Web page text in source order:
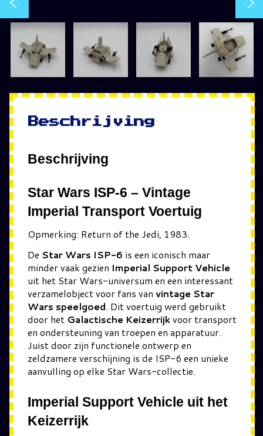
Beschrijving
Beschrijving
Star Wars ISP-6 – Vintage
Imperial Transport Voertuig
Opmerking: Return of the Jedi, 1983.
De Star Wars ISP-6 is een iconisch maar
minder vaak gezien Imperial Support Vehicle
uit het Star Wars-universum en een interessant
verzamelobject voor fans van vintage Star
Wars speelgoed. Dit voertuig werd gebruikt
door het Galactische Keizerrijkvoor transport
en ondersteuning van troepen en apparatuur.
Juist door zijn functionele ontwerp en
zeldzamere verschijning is de ISP-6 een unieke
aanvulling op elke Star Wars-collectie.
Imperial Support Vehicle uit het
Keizerrijk